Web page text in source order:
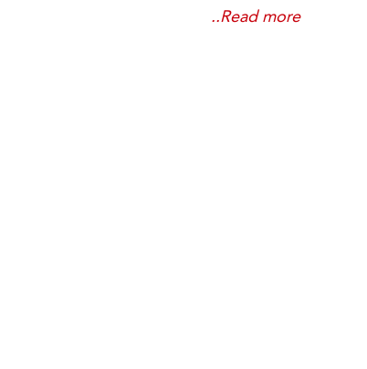
Read more..